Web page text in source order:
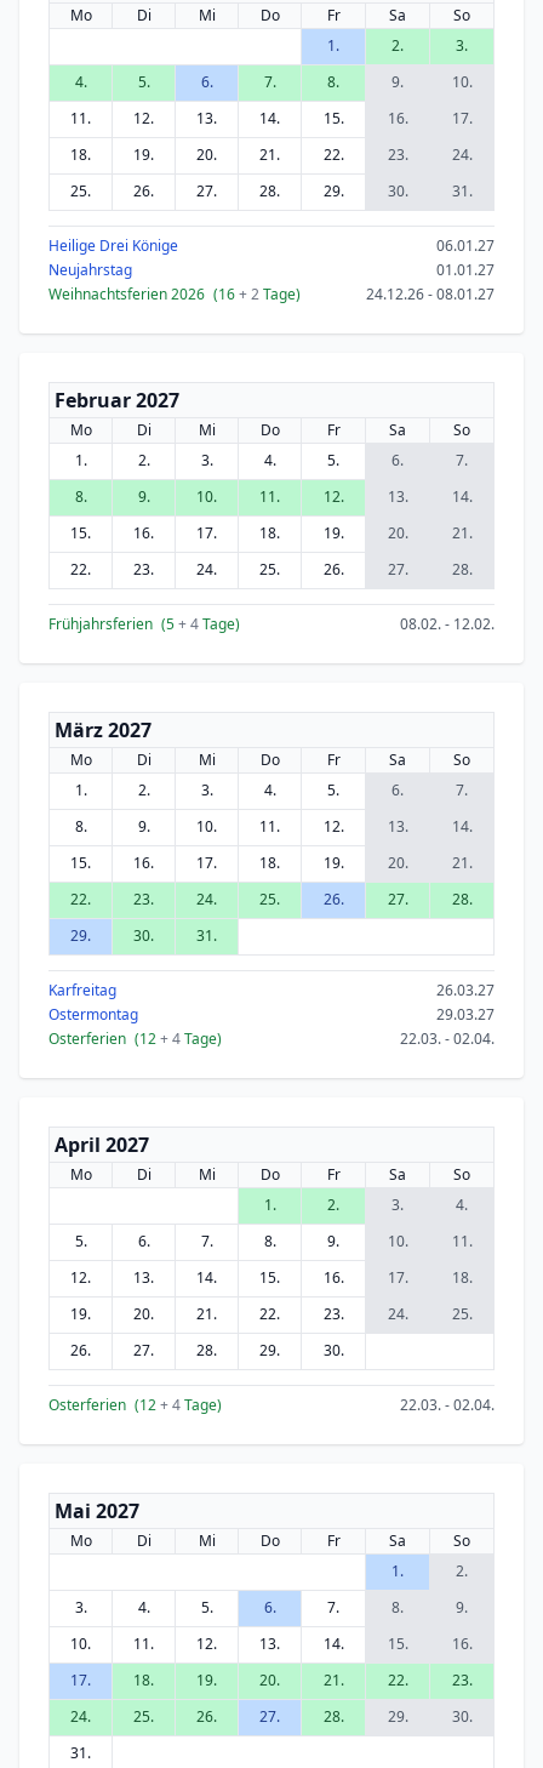
Mo Di Mi Do Fr Sa
So
1.
2.
3.
4.
5. 6. 7. 8. 9.
10.
11.
12. 13. 14. 15. 16.
17.
18.
19. 20. 21. 22. 23.
24.
25.
26. 27. 28. 29. 30. 31.
Heilige Drei Könige
06.01.27
Neujahrstag
01.01.27
Weihnachtsferien 2026 (16+ 2Tage) 24.12.26 - 08.01.27
Februar 2027
Mo Di Mi Do Fr Sa
So
1.
2. 3. 4. 5. 6.
7.
8.
9. 10. 11. 12. 13.
14.
15.
16. 17. 18. 19. 20.
21.
22.
23. 24. 25. 26. 27. 28.
Frühjahrsferien (5+ 4Tage) 08.02. - 12.02.
März 2027
Mo Di Mi Do Fr Sa
So
1.
2. 3. 4. 5. 6.
7.
8.
9. 10. 11. 12. 13.
14.
15.
16. 17. 18. 19. 20.
21.
22.
23. 24. 25. 26. 27.
28.
29.
30. 31.
Karfreitag
26.03.27
Ostermontag
29.03.27
Osterferien (12+ 4Tage) 22.03. - 02.04.
April 2027
Mo Di Mi Do Fr Sa
So
1.
2. 3.
4.
5.
6. 7. 8. 9. 10.
11.
12.
13. 14. 15. 16. 17.
18.
19.
20. 21. 22. 23. 24.
25.
26.
27. 28. 29. 30.
Osterferien (12+ 4Tage) 22.03. - 02.04.
Mai 2027
Mo Di Mi Do Fr Sa
So
1.
2.
3.
4. 5. 6. 7. 8.
9.
10.
11. 12. 13. 14. 15.
16.
17.
18. 19. 20. 21. 22.
23.
24.
25. 26. 27. 28. 29.
30.
31.